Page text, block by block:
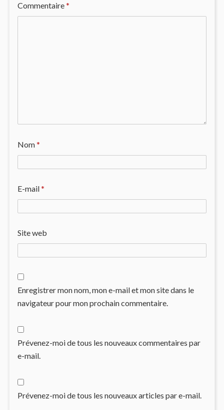
Commentaire*
Nom*
E-mail*
Site web
Enregistrer mon nom, mon e-mail et mon site dans le
navigateur pour mon prochain commentaire.
Prévenez-moi de tous les nouveaux commentaires par
e-mail.
Prévenez-moi de tous les nouveaux articles par e-mail.